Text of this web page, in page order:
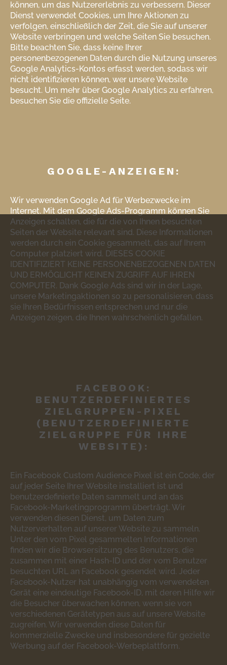
können, um das Nutzererlebnis zu verbessern. Dieser
Dienst verwendet Cookies, um Ihre Aktionen zu
verfolgen, einschließlich der Zeit, die Sie auf unserer
Website verbringen und welche Seiten Sie besuchen.
Bitte beachten Sie, dass keine Ihrer
personenbezogenen Daten durch die Nutzung unseres
Google Analytics-Kontos erfasst werden, sodass wir
nicht identifizieren können, wer unsere Website
besucht. Um mehr über Google Analytics zu erfahren,
besuchen Sie die offizielle Seite.
GOOGLE-ANZEIGEN:
Wir verwenden Google Ad für Werbezwecke im
Internet. Mit dem Google Ads-Programm können Sie
Anzeigen schalten, die für die von Ihnen besuchten
Seiten der Website relevant sind. Diese Informationen
werden durch ein Cookie gesammelt, das auf Ihrem
Computer platziert wird. DIESES COOKIE
IDENTIFIZIERT KEINE PERSONENBEZOGENEN DATEN
UND ERMÖGLICHT KEINEN ZUGRIFF AUF IHREN
COMPUTER. Dank Google Ads sind wir in der Lage,
unsere Marketingaktionen so zu personalisieren, dass
sie Ihren Bedürfnissen entsprechen und nur die
Anzeigen zeigen, die Ihnen wahrscheinlich gefallen.
FACEBOOK:
BENUTZERDEFINIERTES
ZIELGRUPPEN-PIXEL
(BENUTZERDEFINIERTE
ZIELGRUPPE FÜR IHRE
WEBSITE):
Ein Facebook Custom Audience Pixel ist ein Code, der
auf jeder Seite Ihrer Website installiert ist und
benutzerdefinierte Daten sammelt und an das
Facebook-Marketingprogramm überträgt. Wir
verwenden diesen Dienst, um Daten zum
Nutzerverhalten auf unserer Website zu sammeln.
Unter den vom Pixel gesammelten Informationen
finden wir die Browsersitzung des Benutzers, die
zusammen mit einer Hash-ID und der vom Benutzer
besuchten URL an Facebook gesendet wird. Jeder
Facebook-Nutzer hat unabhängig vom verwendeten
Gerät eine eindeutige Facebook-ID, mit deren Hilfe wir
die Besucher überwachen können, wenn sie von
verschiedenen Gerätetypen aus auf unsere Website
zugreifen. Wir verwenden diese Daten für
kommerzielle Zwecke und insbesondere für gezielte
Werbung auf der Facebook-Werbeplattform.